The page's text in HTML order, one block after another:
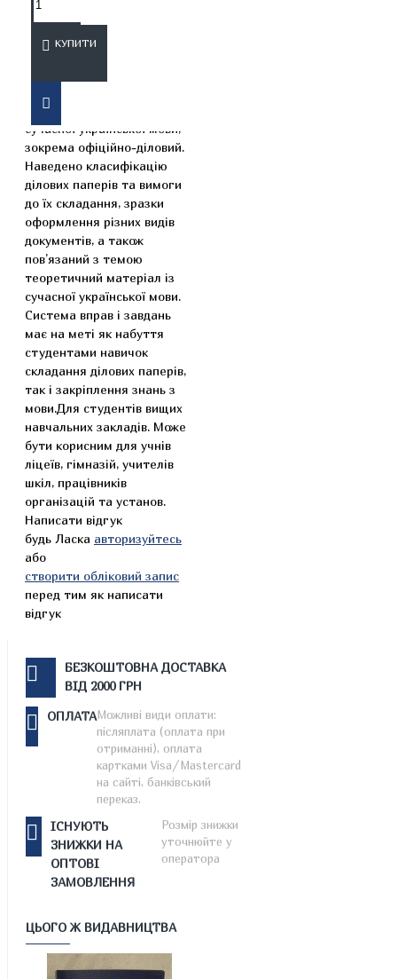
КУПИТИ
ОПИС
містить відомості про стилі
сучасної української мови,
зокрема офіційно-діловий.
Наведено класифікацію
ділових паперів та вимоги
до їх складання, зразки
оформлення різних видів
документів, а також
пов’язаний з темою
теоретичний матеріал із
сучасної української мови.
Система вправ і завдань
має на меті як набуття
студентами навичок
складання ділових паперів,
так і закріплення знань з
мови.Для студентів вищих
навчальних закладів. Може
бути корисним для учнів
ліцеїв, гімназій, учителів
шкіл, працівників
організацій та установ.
Написати відгук
будь Ласка авторизуйтесь
або
створити обліковий запис
перед тим як написати
відгук
БЕЗКОШТОВНА ДОСТАВКА
ВІД 2000 ГРН
ОПЛАТАМожливі види оплати:
післяплата (оплата при
отриманні), оплата
картками Visa/Mastercard
на сайті, банківський
переказ.
ІСНУЮТЬ
ЗНИЖКИ НА
ОПТОВІ
ЗАМОВЛЕННЯ
Розмір знижки
уточнюйте у
оператора
ЦЬОГО Ж ВИДАВНИЦТВА